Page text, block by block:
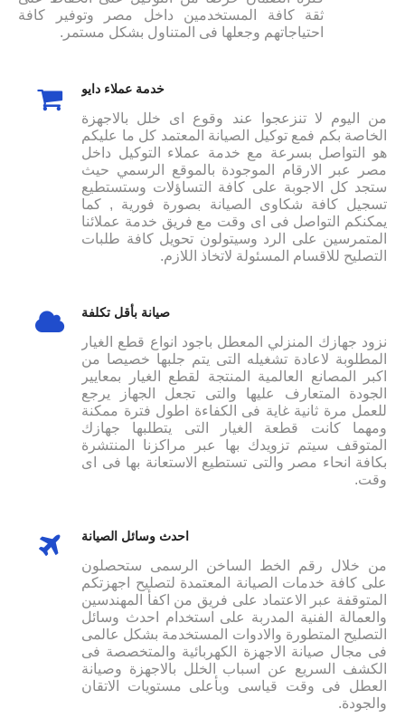
ثقة كافة المستخدمين داخل مصر وتوفير كافة
احتياجاتهم وجعلها فى المتناول بشكل مستمر.
خدمة عملاء دايو
من اليوم لا تنزعجوا عند وقوع اى خلل بالاجهزة
الخاصة بكم فمع توكيل الصيانة المعتمد كل ما عليكم
هو التواصل بسرعة مع خدمة عملاء التوكيل داخل
مصر عبر الارقام الموجودة بالموقع الرسمي حيث
ستجد كل الاجوبة على كافة التساؤلات وستستطيع
تسجيل كافة شكاوى الصيانة بصورة فورية , كما
يمكنكم التواصل فى اى وقت مع فريق خدمة عملائنا
المتمرسين على الرد وسيتولون تحويل كافة طلبات
التصليح للاقسام المسئولة لاتخاذ اللازم.
صيانة بأقل تكلفة
نزود جهازك المنزلي المعطل باجود انواع قطع الغيار
المطلوبة لاعادة تشغيله التى يتم جلبها خصيصا من
اكبر المصانع العالمية المنتجة لقطع الغيار بمعايير
الجودة المتعارف عليها والتى تجعل الجهاز يرجع
للعمل مرة ثانية غاية فى الكفاءة اطول فترة ممكنة
ومهما كانت قطعة الغيار التى يتطلبها جهازك
المتوقف سيتم تزويدك بها عبر مراكزنا المنتشرة
بكافة انحاء مصر والتى تستطيع الاستعانة بها فى اى
وقت.
احدث وسائل الصيانة
من خلال رقم الخط الساخن الرسمى ستحصلون
على كافة خدمات الصيانة المعتمدة لتصليح اجهزتكم
المتوقفة عبر الاعتماد على فريق من اكفأ المهندسين
والعمالة الفنية المدربة على استخدام احدث وسائل
التصليح المتطورة والادوات المستخدمة بشكل عالمى
فى مجال صيانة الاجهزة الكهربائية والمتخصصة فى
الكشف السريع عن اسباب الخلل بالاجهزة وصيانة
العطل فى وقت قياسى وبأعلى مستويات الاتقان
والجودة.